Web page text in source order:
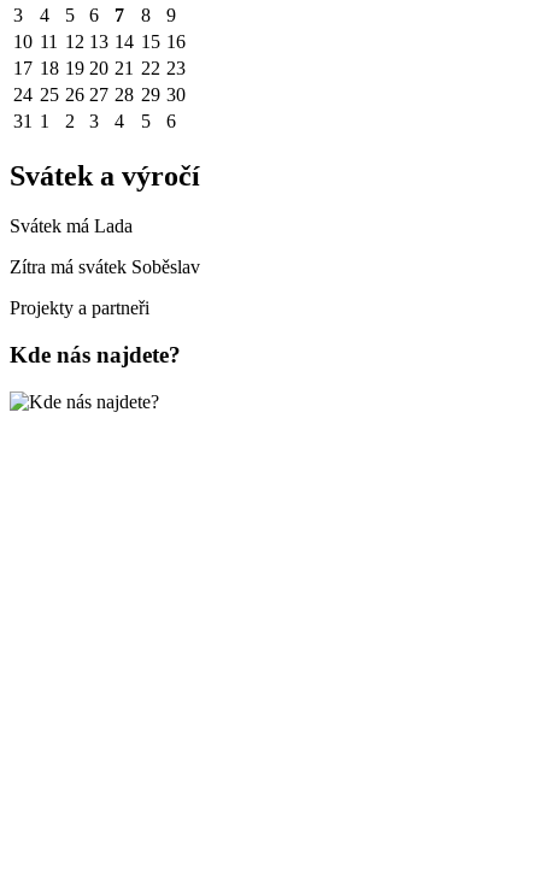
3
4 5 6 7 8
9
10 11 12 13 14 15 16
17 18 19 20 21 22 23
24 25 26 27 28 29 30
31 1 2 3 4 5 6
Svátek a výročí
Svátek má Lada
Zítra má svátek Soběslav
Projekty a partneři
Kde nás najdete?